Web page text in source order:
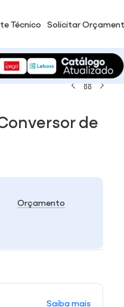
Técnico Solicitar
de
Orçamento
Saiba mais